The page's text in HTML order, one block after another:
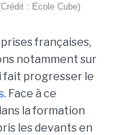
: Ecole Cube)
françaises,
notamment sur
fait progresser le
. Face à ce
la formation
les devants en